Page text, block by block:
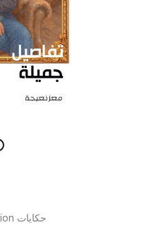
Hkeyet Edition حكايات